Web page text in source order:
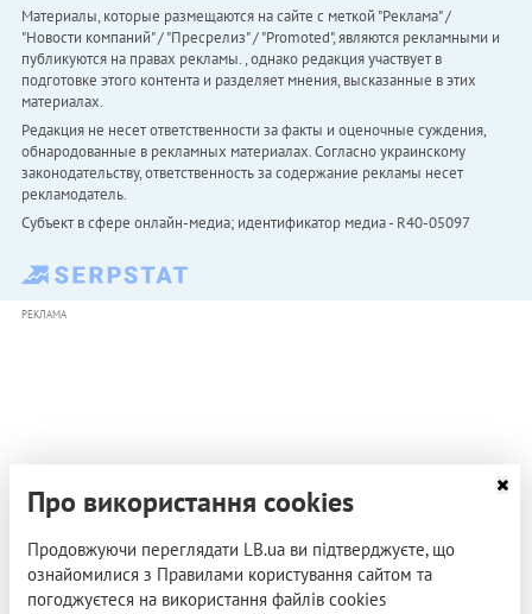
Материалы, которые размещаются на сайте с меткой "Реклама" /
"Новости компаний" / "Пресрелиз" / "Promoted", являются рекламными и
публикуются на правах рекламы. , однако редакция участвует в
подготовке этого контента и разделяет мнения, высказанные в этих
материалах.
Редакция не несет ответственности за факты и оценочные суждения,
обнародованные в рекламных материалах. Согласно украинскому
законодательству, ответственность за содержание рекламы несет
рекламодатель.
Субъект в сфере онлайн-медиа; идентификатор медиа - R40-05097
РЕКЛАМА
Про використання cookies
Продовжуючи переглядати LB.ua ви підтверджуєте, що
ознайомилися з Правилами користування сайтом та
погоджуєтеся на використання файлів cookies